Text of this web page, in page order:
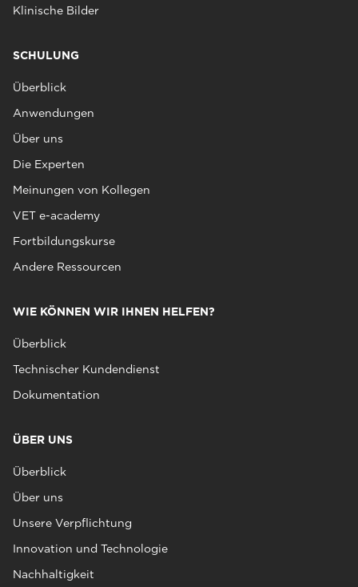
Klinische Bilder
SCHULUNG
Überblick
Anwendungen
Über uns
Die Experten
Meinungen von Kollegen
VET e-academy
Fortbildungskurse
Andere Ressourcen
WIE KÖNNEN WIR IHNEN HELFEN?
Überblick
Technischer Kundendienst
Dokumentation
ÜBER UNS
Überblick
Über uns
Unsere Verpflichtung
Innovation und Technologie
Nachhaltigkeit